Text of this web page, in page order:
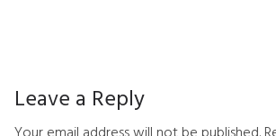
Leave a Reply
Your email address will not be published.